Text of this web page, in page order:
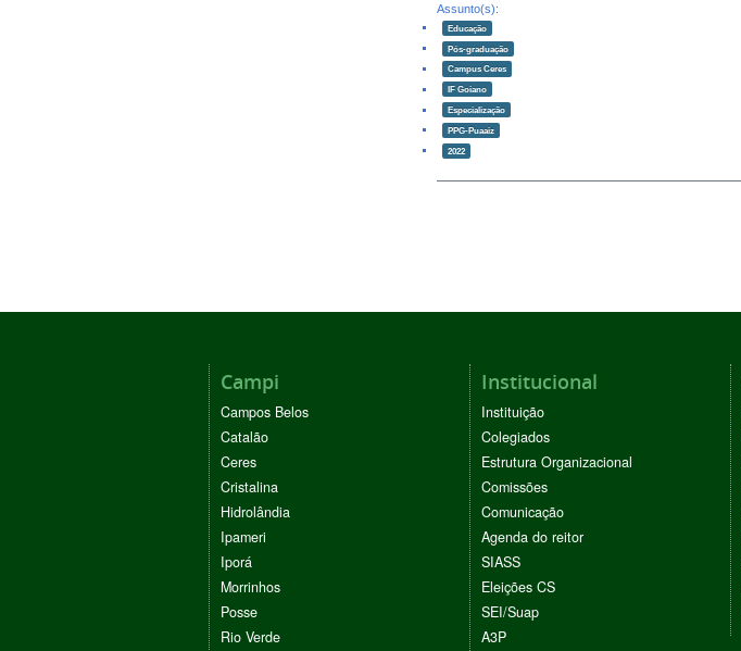
Assunto(s):
Educação
Pós-graduação
Campus Ceres
IF Goiano
Especialização
PPG-Puaaiz
2022
Campi
Campos Belos
Catalão
Ceres
Cristalina
Hidrolândia
Ipameri
Iporá
Morrinhos
Posse
Rio Verde
Institucional
Instituição
Colegiados
Estrutura Organizacional
Comissões
Comunicação
Agenda do reitor
SIASS
Eleições CS
SEI/Suap
A3P